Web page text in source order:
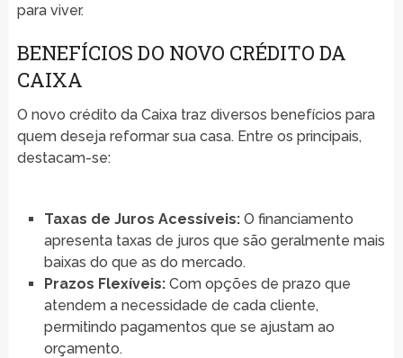
para viver.
BENEFÍCIOS DO NOVO CRÉDITO DA
CAIXA
O novo crédito da Caixa traz diversos benefícios para
quem deseja reformar sua casa. Entre os principais,
destacam-se:
Taxas de Juros Acessíveis:O financiamento
apresenta taxas de juros que são geralmente mais
baixas do que as do mercado.
Prazos Flexíveis:Com opções de prazo que
atendem a necessidade de cada cliente,
permitindo pagamentos que se ajustam ao
orçamento.